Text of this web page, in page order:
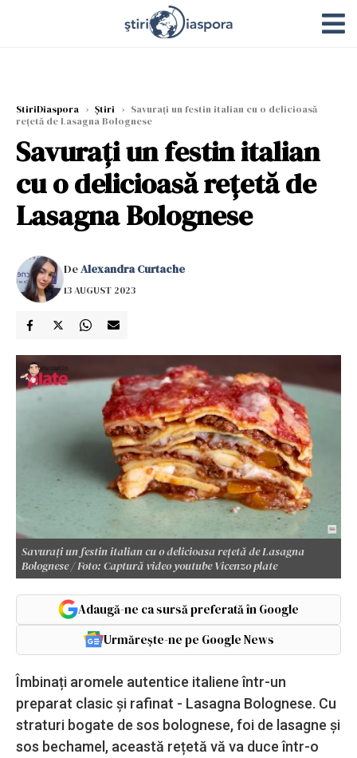
StiriDiaspora › Știri › Savurați un festin italian cu o delicioasă
rețetă de Lasagna Bolognese
Savurați un festin italian
cu o delicioasă rețetă de
Lasagna Bolognese
DeAlexandra Curtache
13 AUGUST 2023
Savurați un festin italian cu o delicioasa rețetă de Lasagna
Bolognese / Foto: Captură video youtube Vicenzo plate
Adaugă-ne ca sursă preferată în Google
Urmărește-ne pe Google News
Îmbinați aromele autentice italiene într-un
preparat clasic și rafinat - Lasagna Bolognese. Cu
straturi bogate de sos bolognese, foi de lasagne și
sos bechamel, această rețetă vă va duce într-o